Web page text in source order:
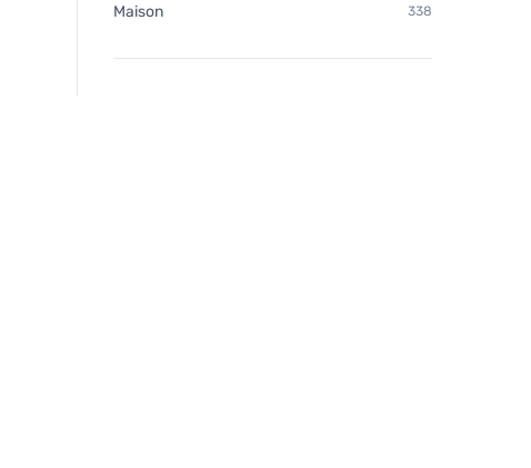
Maison 338